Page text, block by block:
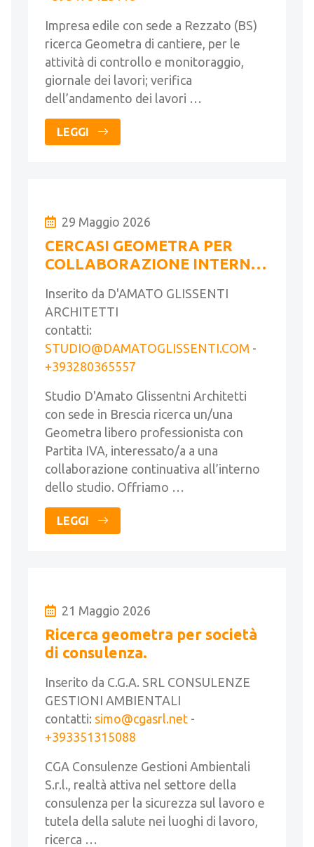
Impresa edile con sede a Rezzato (BS)
ricerca Geometra di cantiere, per le
attività di controllo e monitoraggio,
giornale dei lavori; verifica
dell’andamento dei lavori …
LEGGI
29 Maggio 2026
CERCASI GEOMETRA PER
COLLABORAZIONE INTERNA
Inserito da D'AMATO GLISSENTI
ARCHITETTI
contatti:
STUDIO@DAMATOGLISSENTI.COM -
+393280365557
Studio D'Amato Glissentni Architetti
con sede in Brescia ricerca un/una
Geometra libero professionista con
Partita IVA, interessato/a a una
collaborazione continuativa all’interno
dello studio. Offriamo …
LEGGI
21 Maggio 2026
Ricerca geometra per società
di consulenza.
Inserito da C.G.A. SRL CONSULENZE
GESTIONI AMBIENTALI
contatti: simo@cgasrl.net -
+393351315088
CGA Consulenze Gestioni Ambientali
S.r.l., realtà attiva nel settore della
consulenza per la sicurezza sul lavoro e
tutela della salute nei luoghi di lavoro,
ricerca …